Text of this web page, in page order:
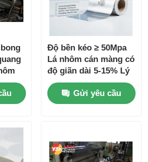
cố
xây
Độ bền kéo ≥ 50Mpa
Lá nhôm cán màng có
độ giãn dài 5-15% Lý
tưởng cho bao bì
thực phẩm, dược
phẩm và ứng dụng
Gửi yêu cầu